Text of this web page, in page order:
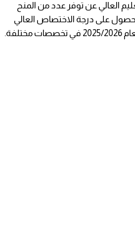
العالي عن توفر عدد من المنح
على درجة الاختصاص العالي